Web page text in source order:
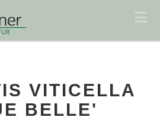
VITICELLA
BELLE'